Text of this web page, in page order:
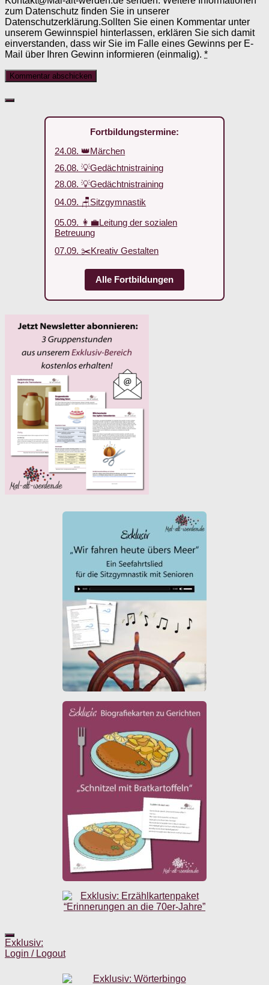
zum Datenschutz finden Sie in unserer
Datenschutzerklärung.Sollten Sie einen Kommentar unter
unserem Gewinnspiel hinterlassen, erklären Sie sich damit
einverstanden, dass wir Sie im Falle eines Gewinns per E-
Mail über Ihren Gewinn informieren (einmalig). *
Fortbildungstermine:
24.08. 👑Märchen
26.08. 💡Gedächtnistraining
28.08. 💡Gedächtnistraining
04.09. 🪑Sitzgymnastik
05.09. 👩‍💼Leitung der sozialen
Betreuung
07.09. ✂️Kreativ Gestalten
Alle Fortbildungen
Exklusiv:
Login / Logout